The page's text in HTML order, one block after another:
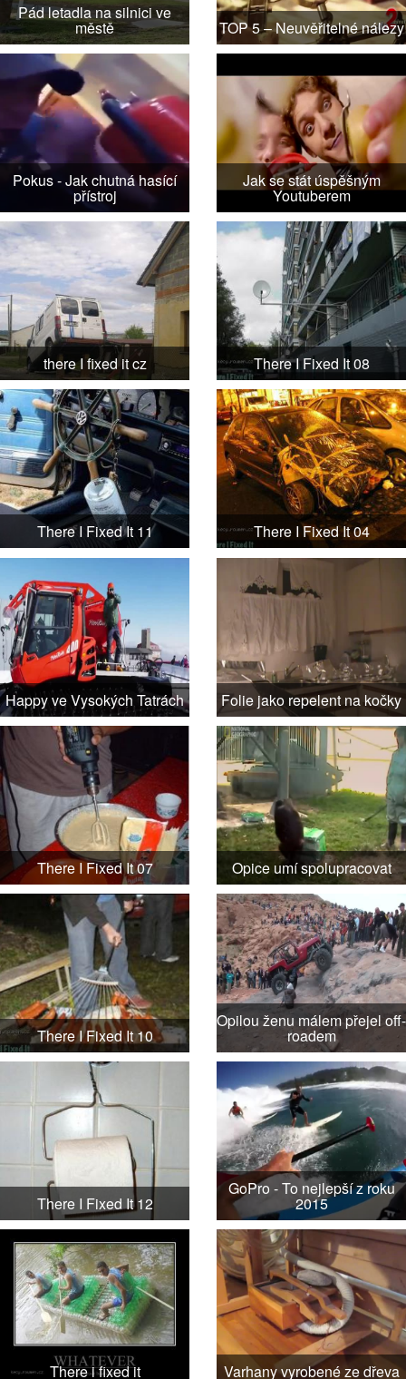
Pád letadla na silnici ve
městě TOP 5 – Neuvěřitelné nálezy
Pokus - Jak chutná hasící
přístroj
Jak se stát úspěšným
Youtuberem
there I fixed it cz There I Fixed It 08
There I Fixed It 11 There I Fixed It 04
Happy ve Vysokých Tatrách Folie jako repelent na kočky
There I Fixed It 07 Opice umí spolupracovat
There I Fixed It 10
Opilou ženu málem přejel off-
roadem
There I Fixed It 12
GoPro - To nejlepší z roku
2015
There i fixed it Varhany vyrobené ze dřeva